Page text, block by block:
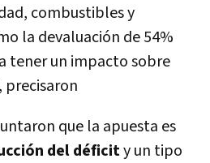
combustibles y
la devaluación de 54%
tener un impacto sobre
precisaron
que la apuesta es
del déficity un tipo